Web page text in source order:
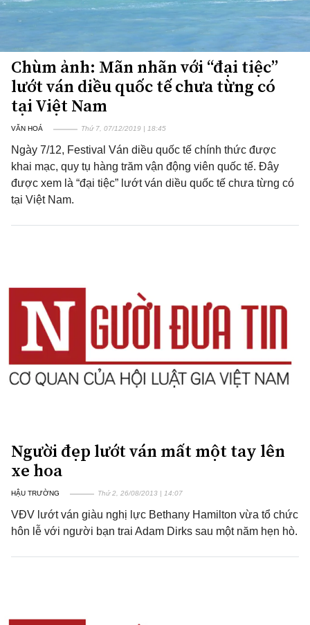
Chùm ảnh: Mãn nhãn với “đại tiệc”
lướt ván diều quốc tế chưa từng có
tại Việt Nam
VĂN HOÁ Thứ 7, 07/12/2019 | 18:45
Ngày 7/12, Festival Ván diều quốc tế chính thức được
khai mạc, quy tụ hàng trăm vận động viên quốc tế. Đây
được xem là “đại tiệc” lướt ván diều quốc tế chưa từng có
tại Việt Nam.
Người đẹp lướt ván mất một tay lên
xe hoa
HẬU TRƯỜNG Thứ 2, 26/08/2013 | 14:07
VĐV lướt ván giàu nghị lực Bethany Hamilton vừa tổ chức
hôn lễ với người bạn trai Adam Dirks sau một năm hẹn hò.